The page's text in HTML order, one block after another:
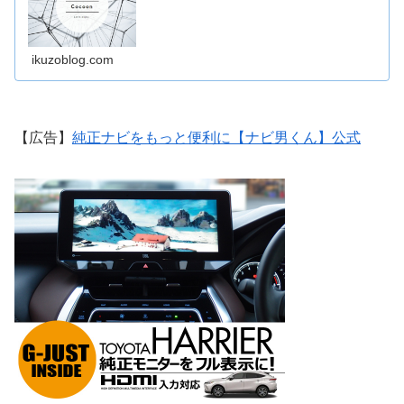
ikuzoblog.com
【広告】 純正ナビをもっと便利に【ナビ男くん】公式